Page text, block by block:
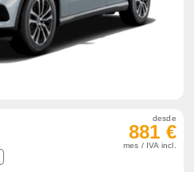
desde
881 €
mes / IVA incl.